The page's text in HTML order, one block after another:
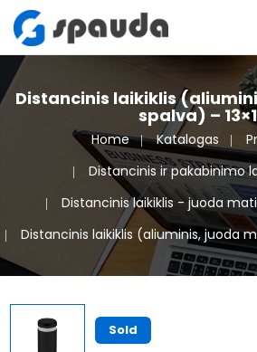
Distancinis laikiklis
spalva) –
Home Katalogas
Distancinis ir pakabinimo
Distancinis laikiklis - juoda
Distancinis laikiklis (aliuminis, juoda
Sold